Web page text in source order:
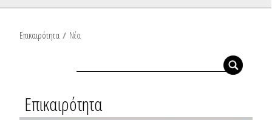
Επικαιρότητα / Νέα
Επικαιρότητα